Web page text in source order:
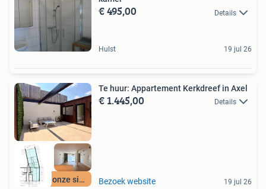
€ 495,00 Details
Hulst 19 jul 26
Meer op onze site
Te huur: Appartement Kerkdreef in Axel
€ 1.445,00 Details
Bezoek website 19 jul 26